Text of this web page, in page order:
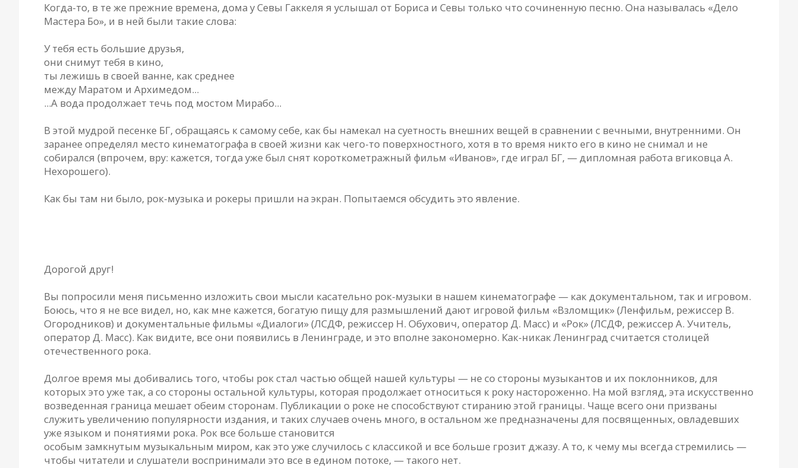
Когда-то, в те же прежние времена, дома у Севы Гаккеля я услышал от Бориса и Севы только что сочиненную песню. Она называлась «Дело
Мастера Бо», и в ней были такие слова:
У тебя есть большие друзья,
они снимут тебя в кино,
ты лежишь в своей ванне, как среднее
между Маратом и Архимедом...
...А вода продолжает течь под мостом Мирабо...
В этой мудрой песенке БГ, обращаясь к самому себе, как бы намекал на суетность внешних вещей в сравнении с вечными, внутренними. Он
заранее определял место кинематографа в своей жизни как чего-то поверхностного, хотя в то время никто его в кино не снимал и не
собирался (впрочем, вру: кажется, тогда уже был снят короткометражный фильм «Иванов», где играл БГ, — дипломная работа вгиковца А.
Нехорошего).
Как бы там ни было, рок-музыка и рокеры пришли на экран. Попытаемся обсудить это явление.
Дорогой друг!
Вы попросили меня письменно изложить свои мысли касательно рок-музыки в нашем кинематографе — как документальном, так и игровом.
Боюсь, что я не все видел, но, как мне кажется, богатую пищу для размышлений дают игровой фильм «Взломщик» (Ленфильм, режиссер В.
Огородников) и документальные фильмы «Диалоги» (ЛСДФ, режиссер Н. Обухович, оператор Д. Масс) и «Рок» (ЛСДФ, режиссер А. Учитель,
оператор Д. Масс). Как видите, все они появились в Ленинграде, и это вполне закономерно. Как-никак Ленинград считается столицей
отечественного рока.
Долгое время мы добивались того, чтобы рок стал частью общей нашей культуры — не со стороны музыкантов и их поклонников, для
которых это уже так, а со стороны остальной культуры, которая продолжает относиться к року настороженно. На мой взгляд, эта искусственно
возведенная граница мешает обеим сторонам. Публикации о роке не способствуют стиранию этой границы. Чаще всего они призваны
служить увеличению популярности издания, и таких случаев очень много, в остальном же предназначены для посвященных, овладевших
уже языком и понятиями рока. Рок все больше становится
особым замкнутым музыкальным миром, как это уже случилось с классикой и все больше грозит джазу. А то, к чему мы всегда стремились —
чтобы читатели и слушатели воспринимали это все в едином потоке, — такого нет.